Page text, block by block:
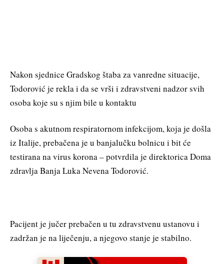
Nakon sjednice Gradskog štaba za vanredne situacije,
Todorović je rekla i da se vrši i zdravstveni nadzor svih
osoba koje su s njim bile u kontaktu
Osoba s akutnom respiratornom infekcijom, koja je došla
iz Italije, prebačena je u banjalučku bolnicu i bit će
testirana na virus korona – potvrdila je direktorica Doma
zdravlja Banja Luka Nevena Todorović.
Pacijent je jučer prebačen u tu zdravstvenu ustanovu i
zadržan je na liječenju, a njegovo stanje je stabilno.